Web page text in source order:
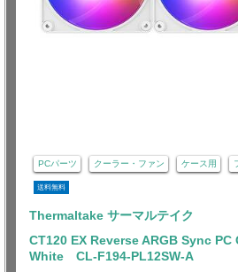
PCパーツ クーラー・ファン ケース用
送料無料
Thermaltake サーマルテイク
CT120 EX Reverse ARGB Sync
White CL-F194-PL12SW-A